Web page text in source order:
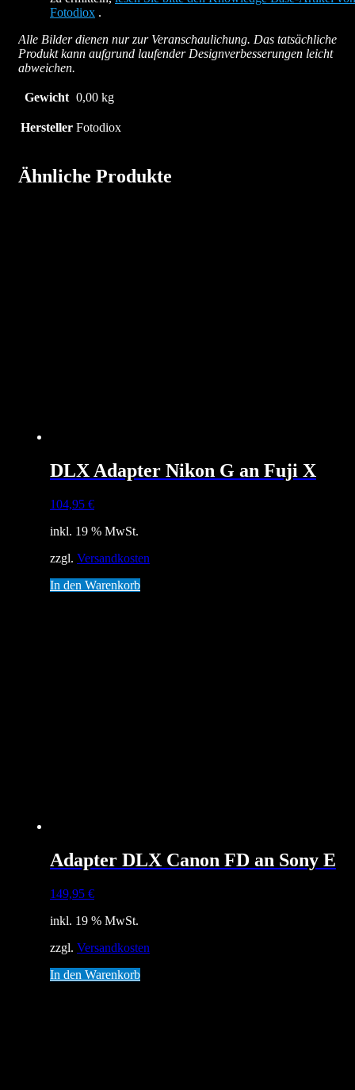
Fotodiox .
Alle Bilder dienen nur zur Veranschaulichung. Das tatsächliche
Produkt kann aufgrund laufender Designverbesserungen leicht
abweichen.
Gewicht 0,00 kg
Hersteller Fotodiox
Ähnliche Produkte
DLX Adapter Nikon G an Fuji X
104,95 €
inkl. 19 % MwSt.
zzgl. Versandkosten
In den Warenkorb
Adapter DLX Canon FD an Sony E
149,95 €
inkl. 19 % MwSt.
zzgl. Versandkosten
In den Warenkorb